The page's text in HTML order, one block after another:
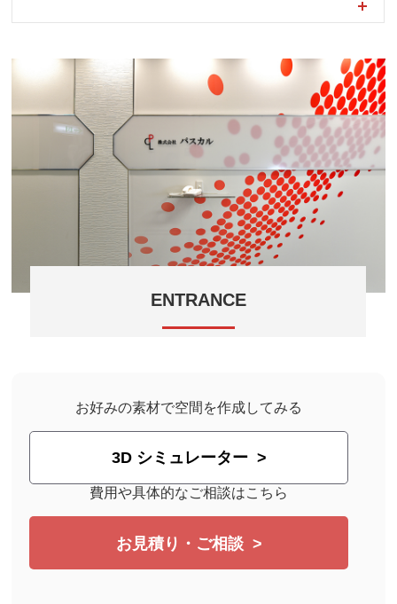
ENTRANCE
お好みの素材で空間を作成してみる
3D シミュレーター
費用や具体的なご相談はこちら
お見積り・ご相談